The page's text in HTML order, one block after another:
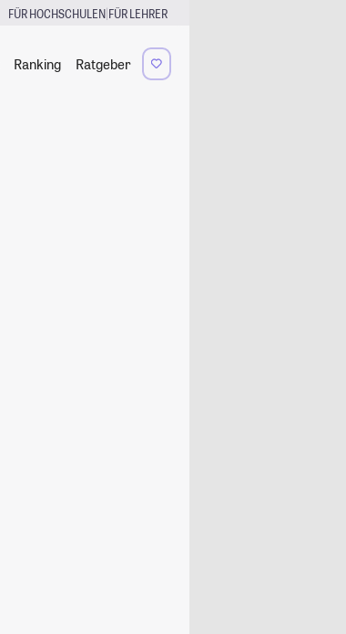
FÜR HOCHSCHULEN|FÜR LEHRER
Ranking Ratgeber